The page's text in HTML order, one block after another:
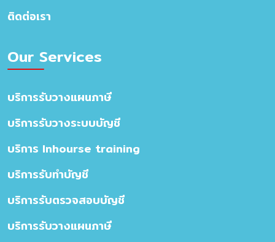
ติดต่อเรา
Our Services
บริการรับวางแผนภาษี
บริการรับวางระบบบัญชี
บริการ Inhourse training
บริการรับทำบัญชี
บริการรับตรวจสอบบัญชี
บริการรับวางแผนภาษี